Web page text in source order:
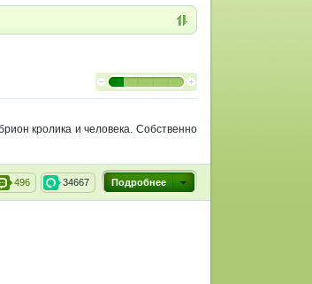
кролика и человека. Собственно
Подробнее
34667
496